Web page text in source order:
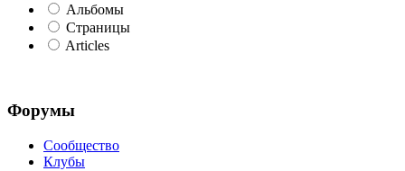
Альбомы
Страницы
Articles
Форумы
Сообщество
Клубы